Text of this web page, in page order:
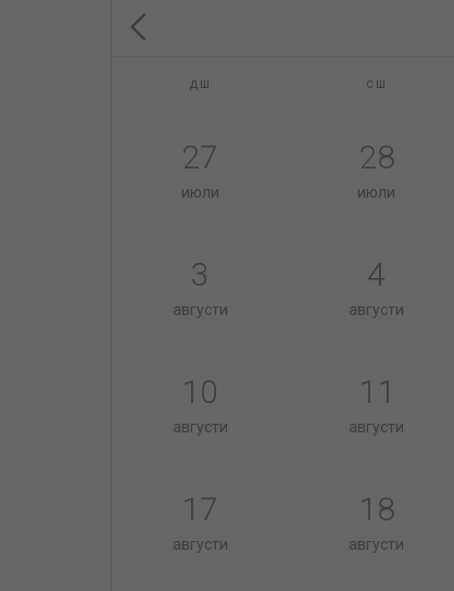
дш сш
27
июли
28
июли
3
августи
4
августи
10
августи
11
августи
17
августи
18
августи